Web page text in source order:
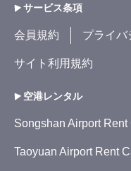
サービス条項
会員規約 プライバ
サイト利用規約
空港レンタル
Songshan Airport Rent
Taoyuan Airport Rent